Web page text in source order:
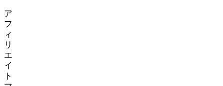
ア
フ
ィ
リ
エ
イ
ト